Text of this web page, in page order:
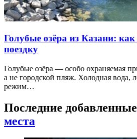
Голубые озёра из Казани:
поездку
Голубые озёра — особо охраняемая
а не городской пляж. Холодная вода,
режим…
Последние добавленные
места